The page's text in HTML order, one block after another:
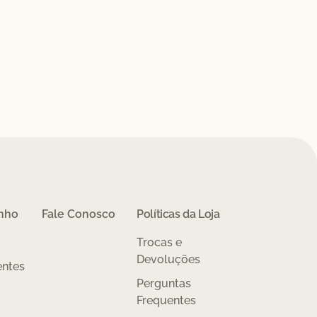
Fale Conosco Políticas da Loja
Trocas e
Devoluções
Perguntas
Frequentes